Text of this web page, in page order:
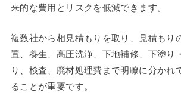
来的な費用とリスクを低減できます。
複数社から相見積もりを取り、見積もり
置、養生、高圧洗浄、下地補修、下塗り
り、検査、廃材処理費まで明瞭に分かれ
ることが重要です。